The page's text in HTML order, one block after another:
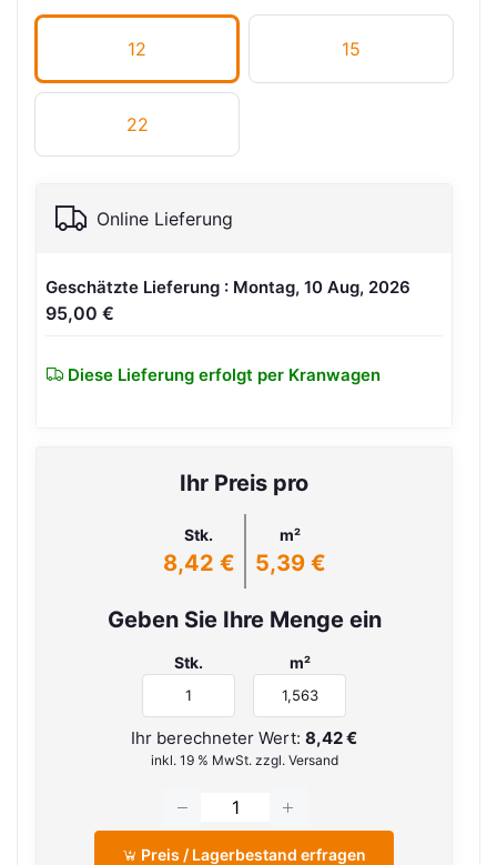
12 15
22
Online Lieferung
Geschätzte Lieferung : Montag, 10 Aug, 2026
95,00 €
Diese Lieferung erfolgt per Kranwagen
Ihr Preis pro
Stk.
8,42 €
m²
5,39 €
Geben Sie Ihre Menge ein
Stk. m²
Ihr berechneter Wert: 8,42 €
inkl. 19 % MwSt. zzgl. Versand
Preis / Lagerbestand erfragen